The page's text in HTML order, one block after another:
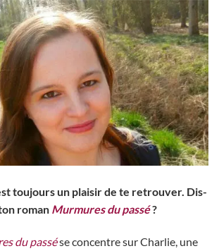
toujours un plaisir de te retrouver. Dis-
roman Murmures du passé?
du passése concentre sur Charlie, une